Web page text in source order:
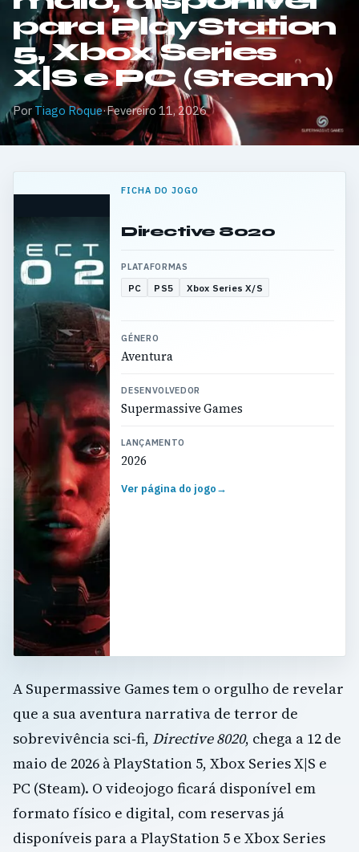
para PlayStation
5, Xbox Series
X|S e PC (Steam)
Por Tiago Roque·Fevereiro 11, 2026
FICHA DO JOGO
Directive 8020
PLATAFORMAS
PC PS5 Xbox Series X/S
GÉNERO
Aventura
DESENVOLVEDOR
Supermassive Games
LANÇAMENTO
2026
Ver página do jogo→
A Supermassive Games tem o orgulho de revelar
que a sua aventura narrativa de terror de
sobrevivência sci‑fi, Directive 8020, chega a 12 de
maio de 2026 à PlayStation 5, Xbox Series X|S e
PC (Steam). O videojogo ficará disponível em
formato físico e digital, com reservas já
disponíveis para a PlayStation 5 e Xbox Series